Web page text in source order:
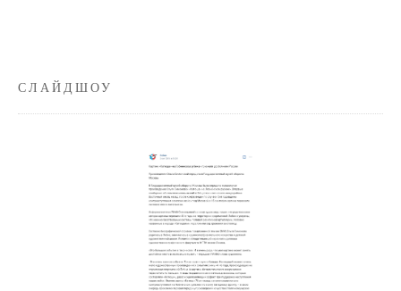
СЛАЙДШОУ